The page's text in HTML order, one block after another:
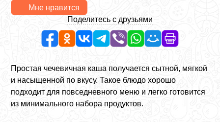
Мне нравится
Поделитесь с друзьями
Простая чечевичная каша получается сытной, мягкой
и насыщенной по вкусу. Такое блюдо хорошо
подходит для повседневного меню и легко готовится
из минимального набора продуктов.